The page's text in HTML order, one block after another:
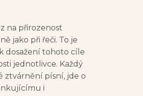
na přirozenost
jako při řeči. To je
dosažení tohoto cíle
jednotlivce. Každý
ztvárnění písní, jde o
i